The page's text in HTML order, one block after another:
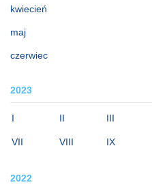
kwiecień
maj
czerwiec
2023
I II III
VII VIII IX
2022